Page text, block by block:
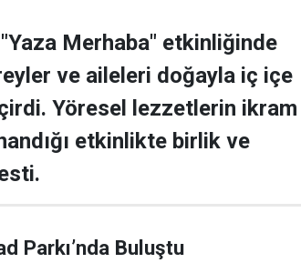
Merhaba" etkinliğinde
ve aileleri doğayla iç içe
Yöresel lezzetlerin ikram
etkinlikte birlik ve
Parkı’nda Buluştu